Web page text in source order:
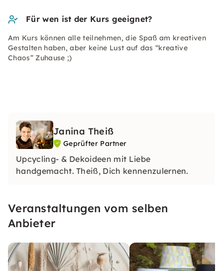
Für wen ist der Kurs geeignet?
Am Kurs können alle teilnehmen, die Spaß am kreativen
Gestalten haben, aber keine Lust auf das “kreative
Chaos” Zuhause ;)
Janina Theiß
Geprüfter Partner
Upcycling- & Dekoideen mit Liebe
handgemacht. Theiß, Dich kennenzulernen.
Veranstaltungen vom selben
Anbieter